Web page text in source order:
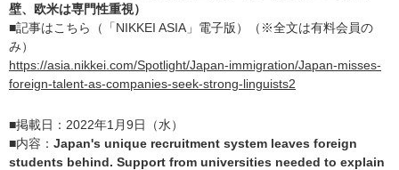
壁、欧米は専門性重視）
■記事はこちら（「NIKKEI ASIA」電子版）（※全文は有料会員の
み）
https://asia.nikkei.com/Spotlight/Japan-immigration/Japan-misses-
foreign-talent-as-companies-seek-strong-linguists2
■掲載日：2022年1月9日（水）
■内容： Japan's unique recruitment system leaves foreign
students behind. Support from universities needed to explain